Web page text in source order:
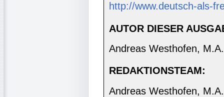
http://www.deutsch-als-
AUTOR DIESER
Andreas Westhofen, M.A.
REDAKTIONSTEAM:
Andreas Westhofen,